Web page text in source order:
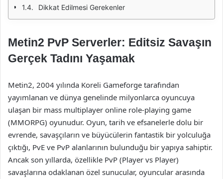
Dikkat Edilmesi Gerekenler
Metin2 PvP Serverler: Editsiz Savaşın
Gerçek Tadını Yaşamak
Metin2, 2004 yılında Koreli Gameforge tarafından
yayımlanan ve dünya genelinde milyonlarca oyuncuya
ulaşan bir mass multiplayer online role-playing game
(MMORPG) oyunudur. Oyun, tarih ve efsanelerle dolu bir
evrende, savaşçıların ve büyücülerin fantastik bir yolculuğa
çıktığı, PvE ve PvP alanlarının bulunduğu bir yapıya sahiptir.
Ancak son yıllarda, özellikle PvP (Player vs Player)
savaşlarına odaklanan özel sunucular, oyuncular arasında